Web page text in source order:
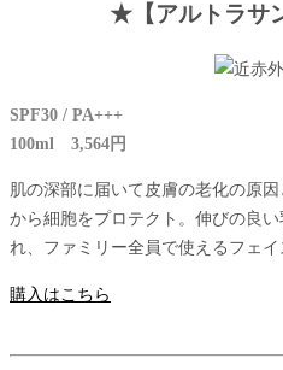
★【アルトラサ
SPF30 / PA+++
100ml 3,564円
肌の深部に届いて皮膚の老化の原
から細胞をプロテクト。伸びの良
れ、ファミリー全員で使えるフェイ
購入はこちら